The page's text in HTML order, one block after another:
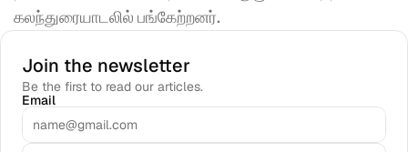
கலந்துரையாடலில் பங்கேற்றனர்.
Join the newsletter
Be the first to read our articles.
Email